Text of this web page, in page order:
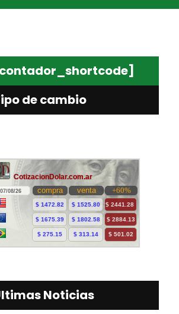
de cambio
Noticias